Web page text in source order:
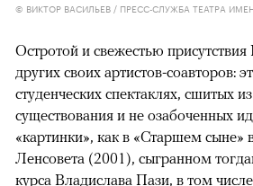
© ВИКТОР ВАСИЛЬЕВ / ПРЕСС-СЛУЖБА ТЕАТРА
Остротой и свежестью присутствия
других своих артистов-соавторов:
студенческих спектаклях, сшитых
существования и не озабоченных
«картинки», как в «Старшем сыне»
Ленсовета (2001), сыгранном
курса Владислава Пази, в том